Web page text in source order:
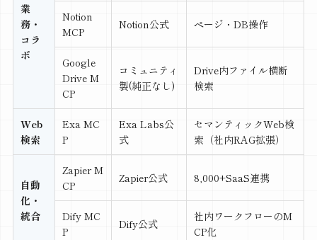
業
務・
コラ
ボ
Notion
MCP
Notion公式 ページ・DB操作
Google
Drive M
CP
コミュニティ
製(純正なし)
Drive内ファイル横断
検索
Web
検索
Exa MC
P
Exa Labs公
式
セマンティックWeb検
索（社内RAG拡張）
自動
化・
統合
Zapier M
CP
Zapier公式 8,000+SaaS連携
Dify MC
P
Dify公式
社内ワークフローのM
CP化